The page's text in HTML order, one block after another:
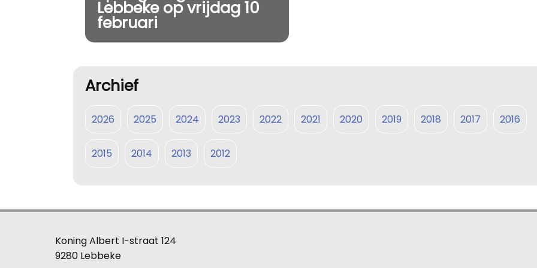
Lebbeke op vrijdag 10
februari
Archief
2026 2025 2024 2023 2022 2021 2020 2019 2018 2017 2016
2015 2014 2013 2012
Koning Albert I-straat 124
9280 Lebbeke